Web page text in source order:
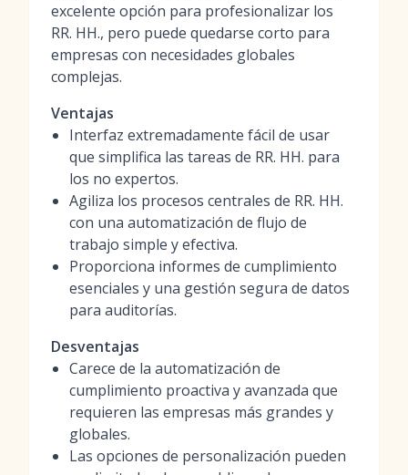
excelente opción para profesionalizar los
RR. HH., pero puede quedarse corto para
empresas con necesidades globales
complejas.
Ventajas
Interfaz extremadamente fácil de usar
que simplifica las tareas de RR. HH. para
los no expertos.
Agiliza los procesos centrales de RR. HH.
con una automatización de flujo de
trabajo simple y efectiva.
Proporciona informes de cumplimiento
esenciales y una gestión segura de datos
para auditorías.
Desventajas
Carece de la automatización de
cumplimiento proactiva y avanzada que
requieren las empresas más grandes y
globales.
Las opciones de personalización pueden